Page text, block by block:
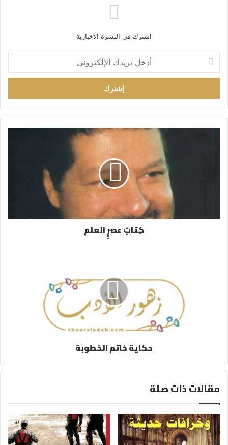
اشترك فى النشرة الاخبارية
خ
ب
ر
كِتابُ عصرِِِِ العلم
حكاية خاتم الخطوبة
مقالات ذات صلة